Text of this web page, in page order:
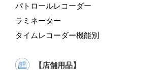
パトロールレコーダー
ラミネーター
タイムレコーダー機能別
【店舗用品】